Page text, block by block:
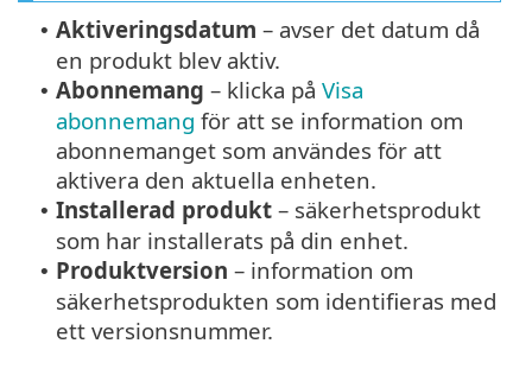
• Aktiveringsdatum – avser det datum då
en produkt blev aktiv.
• Abonnemang – klicka på Visa
abonnemang för att se information om
abonnemanget som användes för att
aktivera den aktuella enheten.
• Installerad produkt – säkerhetsprodukt
som har installerats på din enhet.
• Produktversion – information om
säkerhetsprodukten som identifieras med
ett versionsnummer.